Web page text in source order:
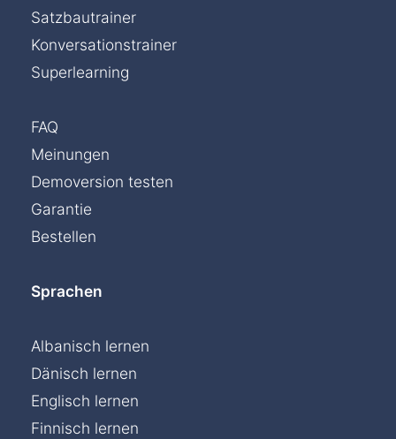
Satzbautrainer
Konversationstrainer
Superlearning
FAQ
Meinungen
Demoversion testen
Garantie
Bestellen
Sprachen
Albanisch lernen
Dänisch lernen
Englisch lernen
Finnisch lernen